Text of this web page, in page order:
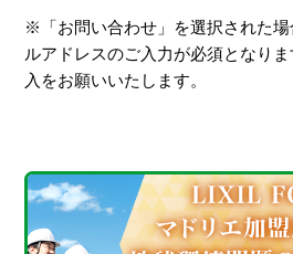
※「お問い合わせ」を選択された
ルアドレスのご入力が必須となり
入をお願いいたします。